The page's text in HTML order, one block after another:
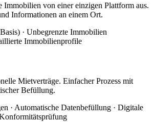
Immobilien von einer einzigen Plattform aus.
Informationen an einem Ort.
· Unbegrenzte Immobilien
Immobilienprofile
Mietverträge. Einfacher Prozess mit
Befüllung.
· Automatische Datenbefüllung · Digitale